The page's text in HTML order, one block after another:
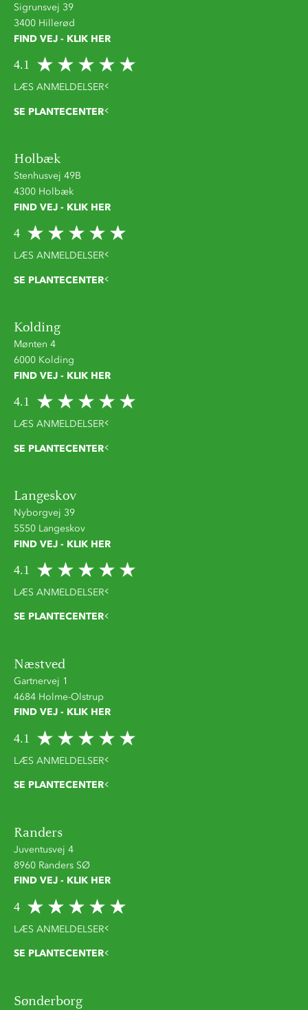
Sigrunsvej 39
3400 Hillerød
FIND VEJ - KLIK HER
4.1
LÆS ANMELDELSER
SE PLANTECENTER
Holbæk
Stenhusvej 49B
4300 Holbæk
FIND VEJ - KLIK HER
4
LÆS ANMELDELSER
SE PLANTECENTER
Kolding
Mønten 4
6000 Kolding
FIND VEJ - KLIK HER
4.1
LÆS ANMELDELSER
SE PLANTECENTER
Langeskov
Nyborgvej 39
5550 Langeskov
FIND VEJ - KLIK HER
4.1
LÆS ANMELDELSER
SE PLANTECENTER
Næstved
Gartnervej 1
4684 Holme-Olstrup
FIND VEJ - KLIK HER
4.1
LÆS ANMELDELSER
SE PLANTECENTER
Randers
Juventusvej 4
8960 Randers SØ
FIND VEJ - KLIK HER
4
LÆS ANMELDELSER
SE PLANTECENTER
Sønderborg